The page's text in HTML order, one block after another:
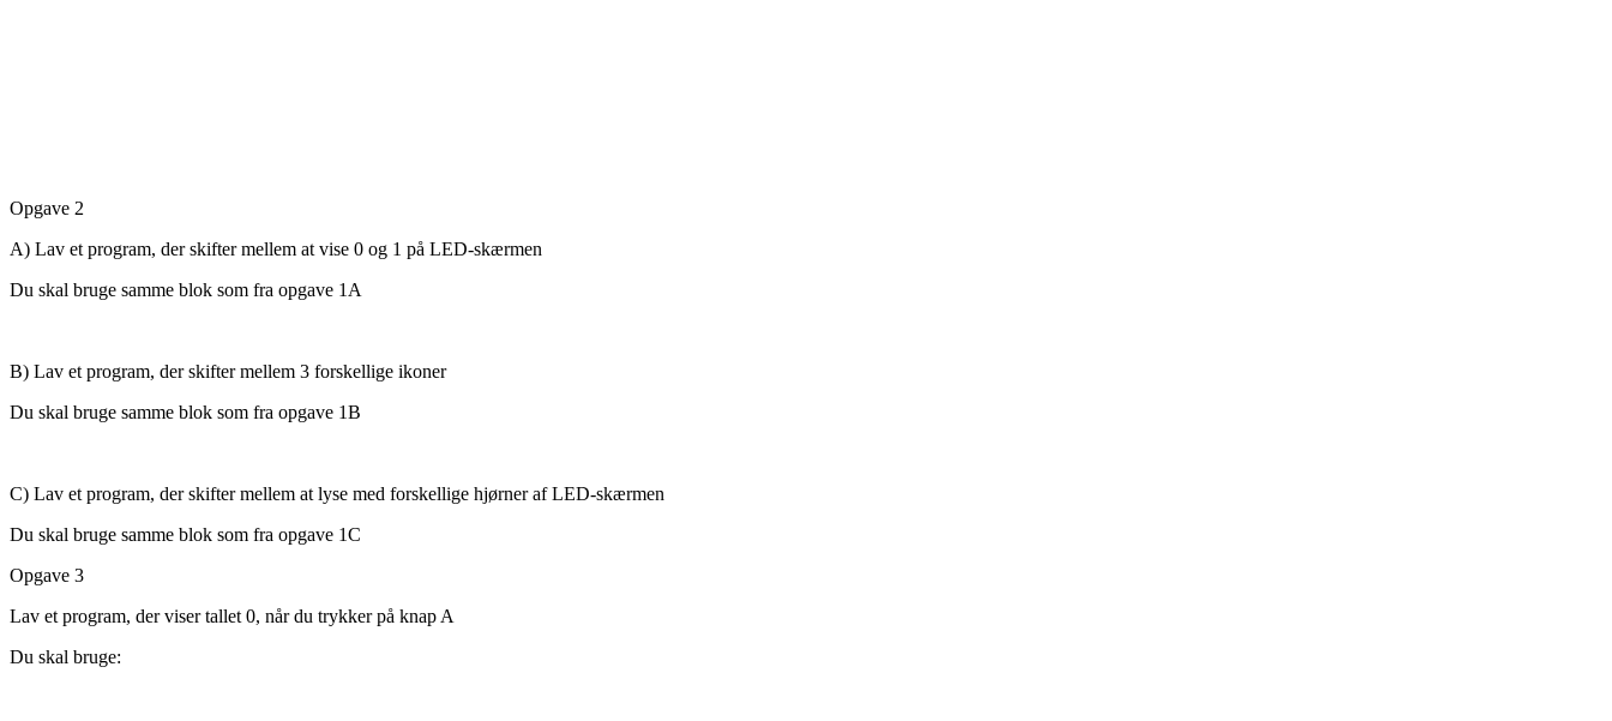
Opgave 2
A) Lav et program, der skifter mellem at vise 0 og 1 på LED-skærmen
Du skal bruge samme blok som fra opgave 1A
B) Lav et program, der skifter mellem 3 forskellige ikoner
Du skal bruge samme blok som fra opgave 1B
C) Lav et program, der skifter mellem at lyse med forskellige hjørner af LED-skærmen
Du skal bruge samme blok som fra opgave 1C
Opgave 3
Lav et program, der viser tallet 0, når du trykker på knap A
Du skal bruge: